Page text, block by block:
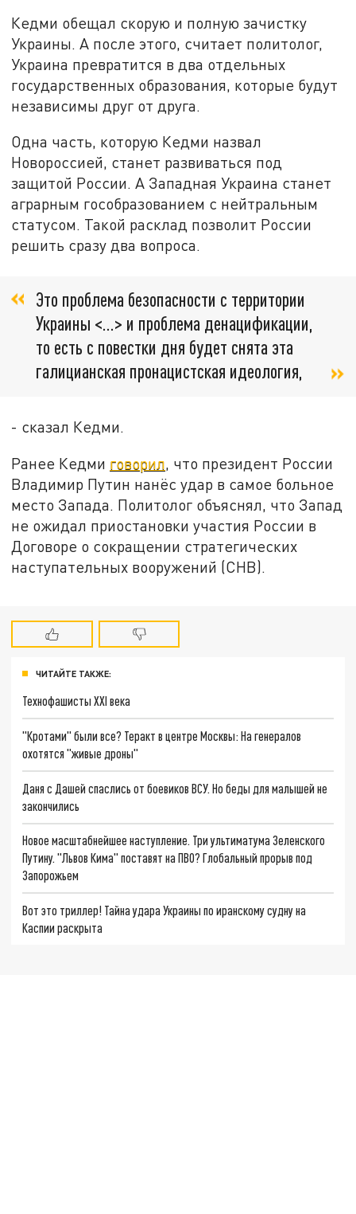
Кедми обещал скорую и полную зачистку
Украины. А после этого, считает политолог,
Украина превратится в два отдельных
государственных образования, которые будут
независимы друг от друга.
Одна часть, которую Кедми назвал
Новороссией, станет развиваться под
защитой России. А Западная Украина станет
аграрным гособразованием с нейтральным
статусом. Такой расклад позволит России
решить сразу два вопроса.
Это проблема безопасности с территории
Украины <…> и проблема денацификации,
то есть с повестки дня будет снята эта
галицианская пронацистская идеология,
- сказал Кедми.
Ранее Кедми говорил, что президент России
Владимир Путин нанёс удар в самое больное
место Запада. Политолог объяснял, что Запад
не ожидал приостановки участия России в
Договоре о сокращении стратегических
наступательных вооружений (СНВ).
ЧИТАЙТЕ ТАКЖЕ:
Технофашисты XXI века
"Кротами" были все? Теракт в центре Москвы: На генералов
охотятся "живые дроны"
Даня с Дашей спаслись от боевиков ВСУ. Но беды для малышей не
закончились
Новое масштабнейшее наступление. Три ультиматума Зеленского
Путину. "Львов Кима" поставят на ПВО? Глобальный прорыв под
Запорожьем
Вот это триллер! Тайна удара Украины по иранскому судну на
Каспии раскрыта